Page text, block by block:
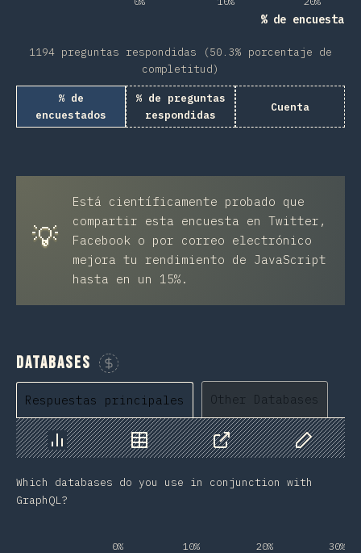
% de
1194 preguntas respondidas (50.3% porcentaje de
completitud)
% de
encuestados
% de preguntas
respondidas
Cuenta
💡
Está científicamente probado que
compartir esta encuesta en Twitter,
Facebook o por correo electrónico
mejora tu rendimiento de JavaScript
hasta en un 15%.
Databases
Patrocina esta gráfico
Respuestas principales Other Databases
Gráfico Datos Compartir
Datos
Which databases do you use in conjunction with
GraphQL?
0% 10% 20% 30%